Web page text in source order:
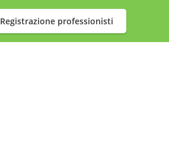
Registrazione professionisti